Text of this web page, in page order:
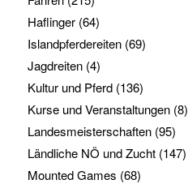
Haflinger(64)
Islandpferdereiten(69)
Jagdreiten(4)
Kultur und Pferd(136)
Kurse und Veranstaltungen(8)
Landesmeisterschaften(95)
Ländliche NÖ und Zucht(147)
Mounted Games (68)